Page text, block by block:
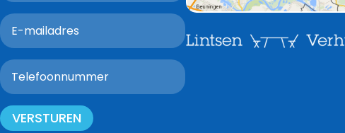
VERSTUREN